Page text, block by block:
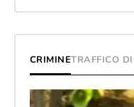
CRIMINETRAFFICO